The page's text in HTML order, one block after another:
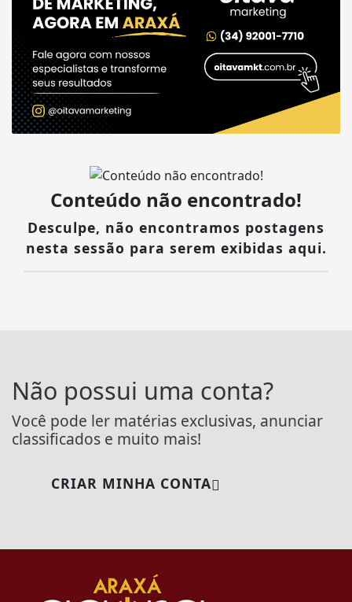
Conteúdo não encontrado!
Desculpe, não encontramos postagens
nesta sessão para serem exibidas aqui.
Não possui uma conta?
Você pode ler matérias exclusivas, anunciar
classificados e muito mais!
CRIAR MINHA CONTA